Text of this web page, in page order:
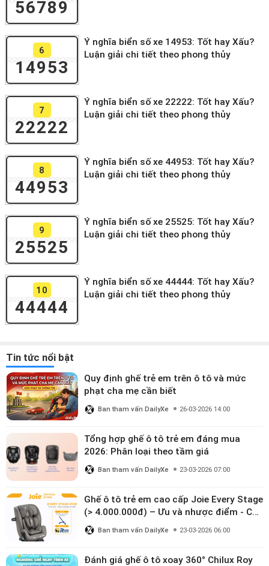
56789
6
14953
Ý nghĩa biển số xe 14953: Tốt hay Xấu?
Luận giải chi tiết theo phong thủy
7
22222
Ý nghĩa biển số xe 22222: Tốt hay Xấu?
Luận giải chi tiết theo phong thủy
8
44953
Ý nghĩa biển số xe 44953: Tốt hay Xấu?
Luận giải chi tiết theo phong thủy
9
25525
Ý nghĩa biển số xe 25525: Tốt hay Xấu?
Luận giải chi tiết theo phong thủy
10
44444
Ý nghĩa biển số xe 44444: Tốt hay Xấu?
Luận giải chi tiết theo phong thủy
Tin tức nổi bật
Quy định ghế trẻ em trên ô tô và mức
phạt cha mẹ cần biết
Ban tham vấn DailyXe 26-03-2026 14:00
Tổng hợp ghế ô tô trẻ em đáng mua
2026: Phân loại theo tầm giá
Ban tham vấn DailyXe 23-03-2026 07:00
Ghế ô tô trẻ em cao cấp Joie Every Stage
(> 4.000.000đ) – Ưu và nhược điểm - Có
đáng đầu tư cho bé từ 0–12 tuổi?
Ban tham vấn DailyXe 23-03-2026 06:00
Đánh giá ghế ô tô xoay 360° Chilux Roy